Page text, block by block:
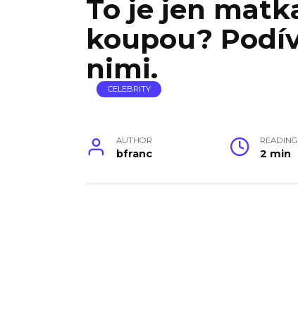
To je jen
koupou?
nimi.
CELEBRITY
AUTHOR
bfranc
READING
2 min